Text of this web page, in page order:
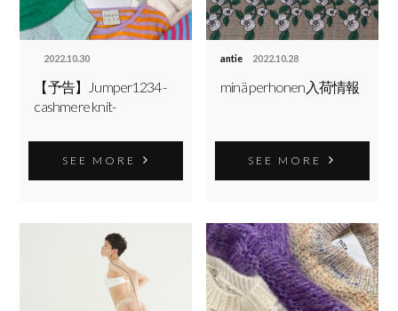
2022.10.30
【予告】Jumper1234 -
cashmere knit-
SEE MORE
antie 2022.10.28
minä perhonen入荷情報
SEE MORE